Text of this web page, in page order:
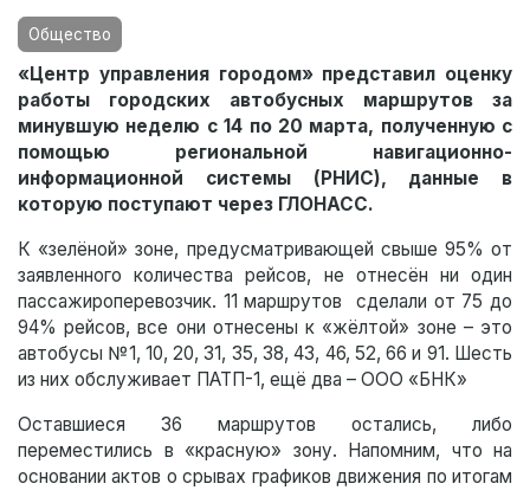
Общество
«Центр управления городом» представил оценку
работы городских автобусных маршрутов за
минувшую неделю с 14 по 20 марта, полученную с
помощью региональной навигационно-
информационной системы (РНИС), данные в
которую поступают через ГЛОНАСС.
К «зелёной» зоне, предусматривающей свыше 95% от
заявленного количества рейсов, не отнесён ни один
пассажироперевозчик. 11 маршрутов сделали от 75 до
94% рейсов, все они отнесены к «жёлтой» зоне – это
автобусы №1, 10, 20, 31, 35, 38, 43, 46, 52, 66 и 91. Шесть
из них обслуживает ПАТП-1, ещё два – ООО «БНК»
Оставшиеся 36 маршрутов остались, либо
переместились в «красную» зону. Напомним, что на
основании актов о срывах графиков движения по итогам